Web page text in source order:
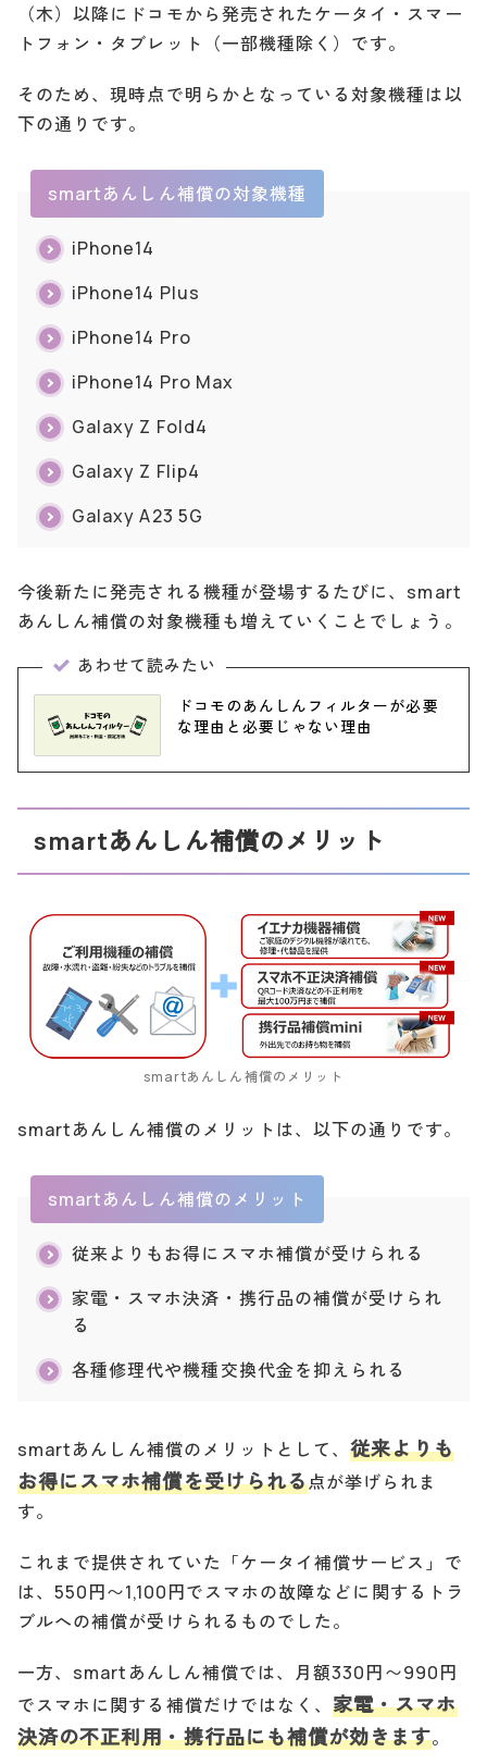
（木）以降にドコモから発売されたケータイ・スマー
トフォン・タブレット（一部機種除く）です。
そのため、現時点で明らかとなっている対象機種は以
下の通りです。
smartあんしん補償の対象機種
iPhone14
iPhone14 Plus
iPhone14 Pro
iPhone14 Pro Max
Galaxy Z Fold4
Galaxy Z Flip4
Galaxy A23 5G
今後新たに発売される機種が登場するたびに、smart
あんしん補償の対象機種も増えていくことでしょう。
あわせて読みたい
ドコモのあんしんフィルターが必要
な理由と必要じゃない理由
smartあんしん補償のメリット
smartあんしん補償のメリット
smartあんしん補償のメリットは、以下の通りです。
smartあんしん補償のメリット
従来よりもお得にスマホ補償が受けられる
家電・スマホ決済・携行品の補償が受けられ
る
各種修理代や機種交換代金を抑えられる
smartあんしん補償のメリットとして、従来よりも
お得にスマホ補償を受けられる点が挙げられま
す。
これまで提供されていた「ケータイ補償サービス」で
は、550円〜1,100円でスマホの故障などに関するトラ
ブルへの補償が受けられるものでした。
一方、smartあんしん補償では、月額330円〜990円
でスマホに関する補償だけではなく、家電・スマホ
決済の不正利用・携行品にも補償が効きます。